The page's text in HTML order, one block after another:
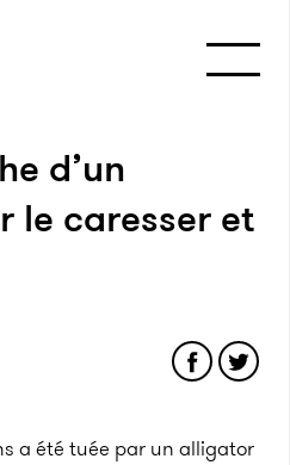
d’un
le caresser et
a été tuée par un alligator